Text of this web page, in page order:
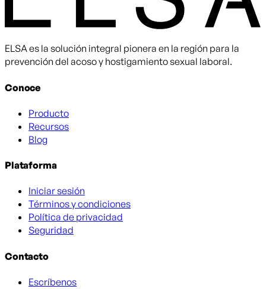
ELSA es la solución integral pionera en la región para la
prevención del acoso y hostigamiento sexual laboral.
Conoce
Producto
Recursos
Blog
Plataforma
Iniciar sesión
Términos y condiciones
Política de privacidad
Seguridad
Contacto
Escríbenos